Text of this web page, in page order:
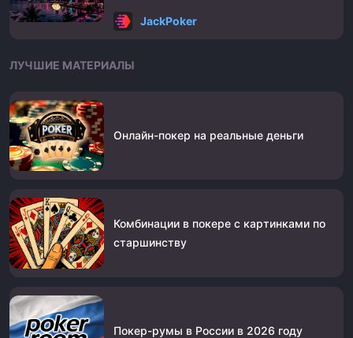
JackPoker
ЛУЧШИЕ МАТЕРИАЛЫ
Онлайн-покер на реальные деньги
Комбинации в покере с картинками по
старшинству
Покер-румы в России в 2026 году